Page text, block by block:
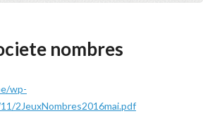
nombres
wp-
2JeuxNombres2016mai.pdf